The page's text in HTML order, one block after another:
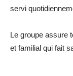
servi
Le groupe assure
et familial qui fait